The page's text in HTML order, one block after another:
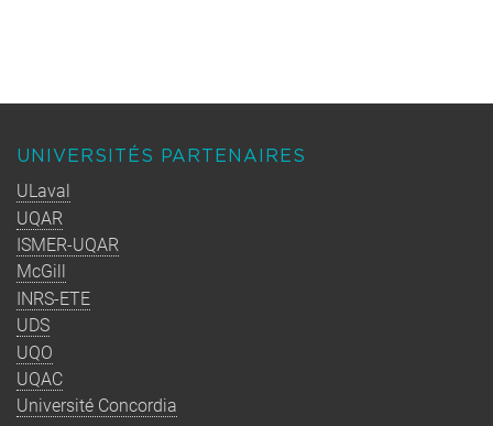
UNIVERSITÉS PARTENAIRES
ULaval
UQAR
ISMER-UQAR
McGill
INRS-ETE
UDS
UQO
UQAC
Université Concordia